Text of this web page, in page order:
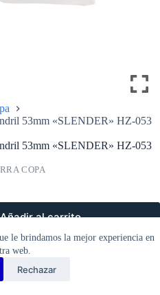
le brindamos la mejor experiencia en
web.
Rechazar
53mm «SLENDER» HZ-053
53mm «SLENDER» HZ-053
COPA
Añadir al carrito